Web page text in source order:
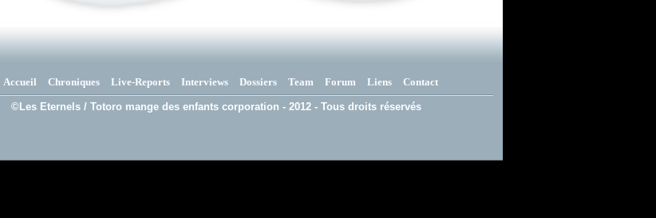
Accueil Chroniques Live-Reports Interviews Dossiers Team Forum Liens Contact
©Les Eternels / Totoro mange des enfants corporation - 2012 - Tous droits réservés